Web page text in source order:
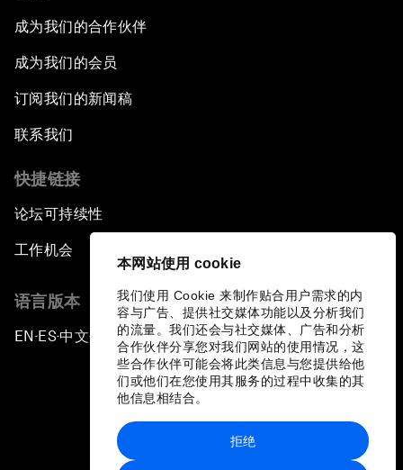
本网站使用 cookie
我们使用 Cookie 来制作贴合用户需求的内
容与广告、提供社交媒体功能以及分析我们
的流量。我们还会与社交媒体、广告和分析
合作伙伴分享您对我们网站的使用情况，这
些合作伙伴可能会将此类信息与您提供给他
们或他们在您使用其服务的过程中收集的其
他信息相结合。
拒绝
成为我们的合作伙伴
成为我们的会员
订阅我们的新闻稿
联系我们
快捷链接
论坛可持续性
工作机会
语言版本
EN ▪ES▪中文▪ 日本語